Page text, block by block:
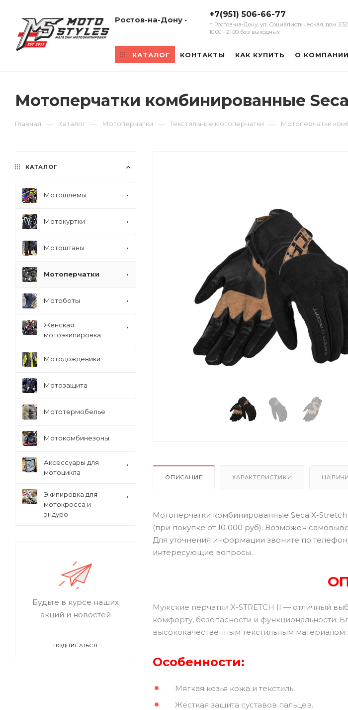
Ростов-на-Дону
+7(951) 506-66-77
г. Ростов-на-Дону, ул. Социалистическая, дом 232
10:00 - 21:00 без выходных
КАТАЛОГ КОНТАКТЫ КАК КУПИТЬ О КОМПАНИИ
Мотоперчатки комбинированные
Главная — Каталог — Мотоперчатки — Текстильные мотоперчатки — Мотоперчатки
ОПИСАНИЕ ХАРАКТЕРИСТИКИ
Мотоперчатки комбинированные Seca X-
(при покупке от 10 000 руб). Возможен
Для уточнения информации звоните по
интересующие вопросы.
Мужские перчатки X-STRETCH II — отличный
комфорту, безопасности и функциональности.
высококачественным текстильным
Особенности:
Мягкая козья кожа и текстиль.
Жесткая защита суставов пальцев.
КАТАЛОГ
Мотошлемы
Мотокуртки
Мотоштаны
Мотоперчатки
Мотоботы
Женская
мотоэкипировка
Мотодождевики
Мотозащита
Мототермобелье
Мотокомбинезоны
Аксессуары для
мотоцикла
Экипировка для
мотокросса и
эндуро
Будьте в курсе наших
акций и новостей
ПОДПИСАТЬСЯ